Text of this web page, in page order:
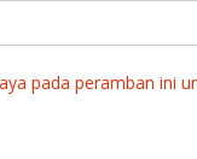
pada peramban ini